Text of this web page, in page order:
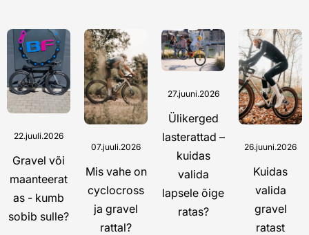
22.juuli.2026
Gravel või
maanteerat
as - kumb
sobib sulle?
07.juuli.2026
Mis vahe on
cyclocross
ja gravel
rattal?
27.juuni.2026
Ülikerged
lasterattad –
kuidas
valida
lapsele õige
ratas?
26.juuni.2026
Kuidas
valida
gravel
ratast